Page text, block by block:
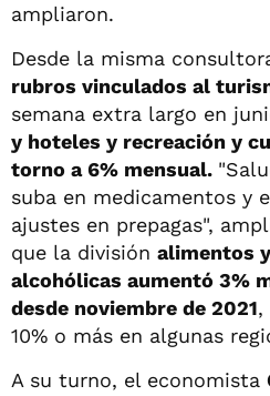
ampliaron.
Desde la misma
rubros vinculados al
semana extra largo en
y hoteles y recreación y
torno a 6% mensual.
suba en medicamentos y
ajustes en prepagas",
que la división alimentos
alcohólicas aumentó 3%
desde noviembre de 2021,
10% o más en algunas
A su turno, el economista